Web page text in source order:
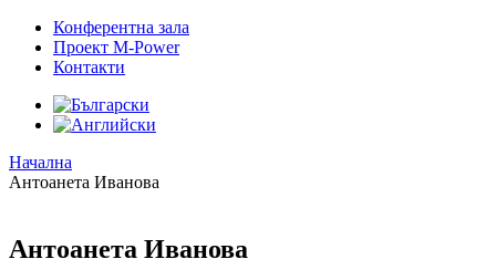
Конферентна зала
Проект M-Power
Контакти
Начална
Антоанета Иванова
Антоанета Иванова